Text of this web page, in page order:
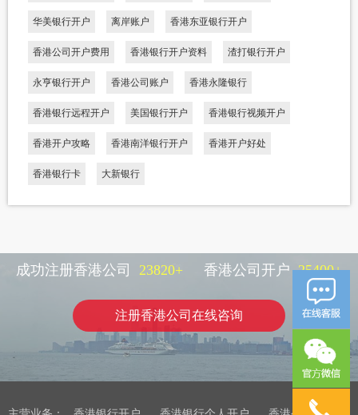
华美银行开户 离岸账户 香港东亚银行开户
香港公司开户费用 香港银行开户资料 渣打银行开户
永亨银行开户 香港公司账户 香港永隆银行
香港银行远程开户 美国银行开户 香港银行视频开户
香港开户攻略 香港南洋银行开户 香港开户好处
香港银行卡 大新银行
成功注册香港公司 23820+ 香港公司开户 25400+
注册香港公司在线咨询